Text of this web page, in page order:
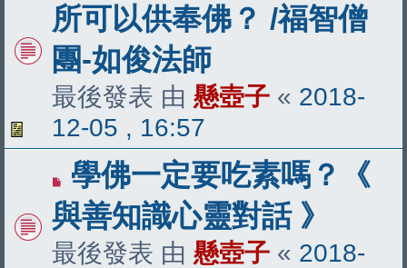
所可以供奉佛？ /福智僧
團-如俊法師
最後發表 由 懸壺子 « 2018-
12-05 , 16:57
學佛一定要吃素嗎？《
與善知識心靈對話 》
最後發表 由 懸壺子 « 2018-